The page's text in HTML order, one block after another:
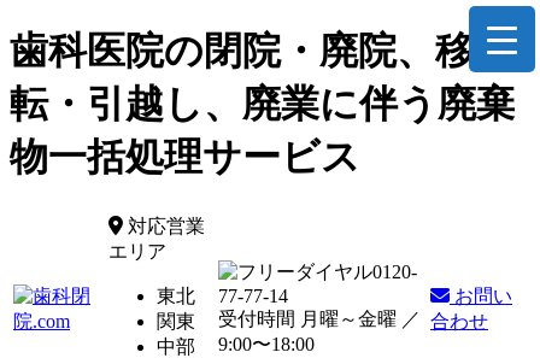
歯科医院の閉院・廃院、移
転・引越し、廃業に伴う廃棄
物一括処理サービス
対応営業
エリア
東北
関東
中部
0120-
77-77-14
受付時間 月曜～金曜 ／
9:00〜18:00
お問い
合わせ